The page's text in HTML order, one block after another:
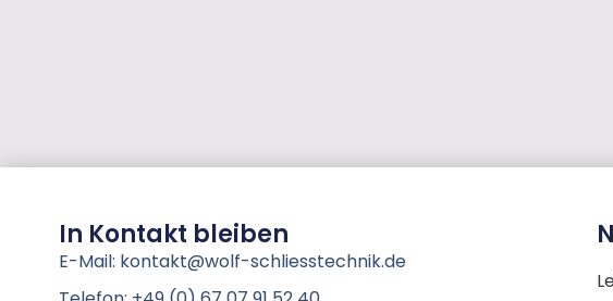
In Kontakt bleiben
E-Mail: kontakt@wolf-schliesstechnik.de